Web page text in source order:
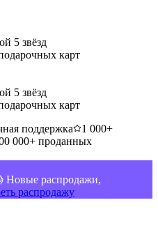
5 звёзд
карт
5 звёзд
карт
поддержка
1 000+
000+ проданных
Новые распродажи,
распродажу